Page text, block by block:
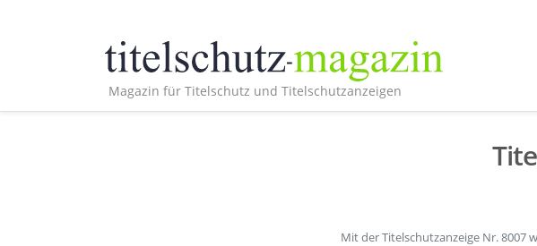
Magazin für Titelschutz und Titelschutzanzeigen
Mit der Titelschutzanzeige Nr. 8007